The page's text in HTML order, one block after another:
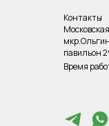
Контакты
павильон
Время